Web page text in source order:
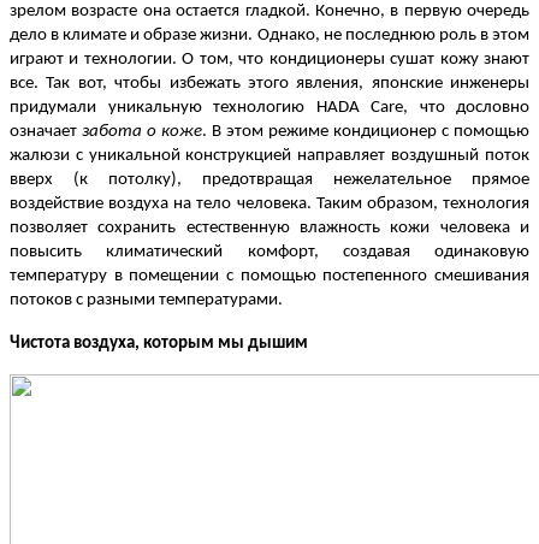
зрелом возрасте она остается гладкой. Конечно, в первую очередь
дело в климате и образе жизни. Однако, не последнюю роль в этом
играют и технологии. О том, что кондиционеры сушат кожу знают
все. Так вот, чтобы избежать этого явления, японские инженеры
придумали уникальную технологию HADA Care, что дословно
означает забота о коже. В этом режиме кондиционер с помощью
жалюзи с уникальной конструкцией направляет воздушный поток
вверх (к потолку), предотвращая нежелательное прямое
воздействие воздуха на тело человека. Таким образом, технология
позволяет сохранить естественную влажность кожи человека и
повысить климатический комфорт, создавая одинаковую
температуру в помещении с помощью постепенного смешивания
потоков с разными температурами.
Чистота воздуха, которым мы дышим